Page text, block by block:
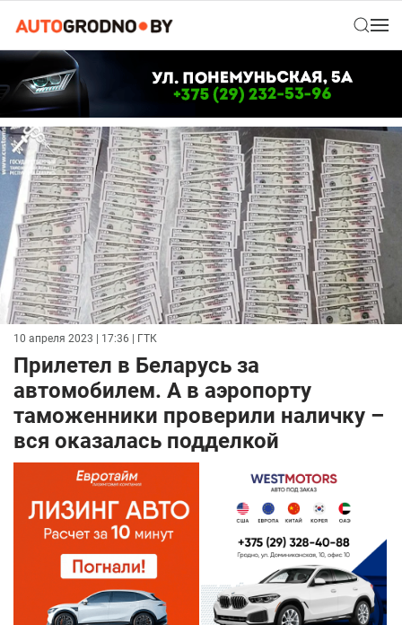
10 апреля 2023 | 17:36 | ГТК
Прилетел в Беларусь за
автомобилем. А в аэропорту
таможенники проверили наличку –
вся оказалась подделкой